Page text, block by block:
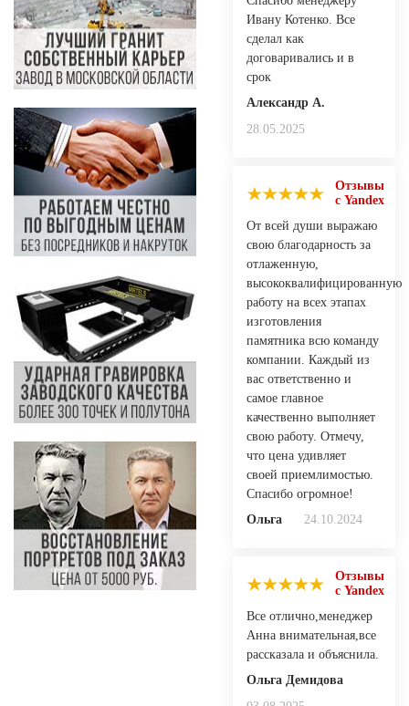
Ивану Котенко. Все
сделал как
договаривались и в
срок
Александр А.
28.05.2025
Отзывы
с Yandex
От всей души выражаю
свою благодарность за
отлаженную,
высококвалифицированную
работу на всех этапах
изготовления
памятника всю команду
компании. Каждый из
вас ответственно и
самое главное
качественно выполняет
свою работу. Отмечу,
что цена удивляет
своей приемлимостью.
Спасибо огромное!
Ольга
24.10.2024
Отзывы
с Yandex
Все отлично,менеджер
Анна внимательная,все
рассказала и объяснила.
Ольга Демидова